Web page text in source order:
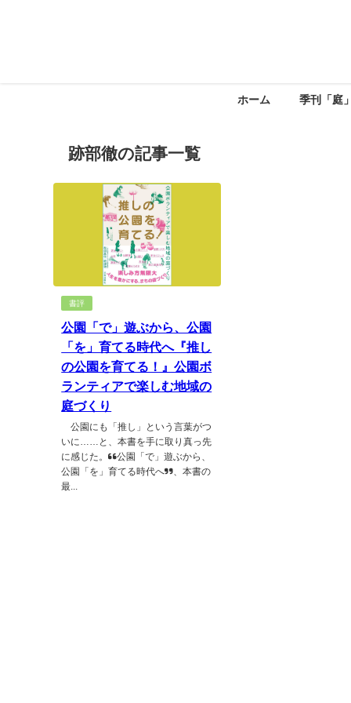
ホーム 季刊「庭
跡部徹の記事一覧
書評
公園「で」遊ぶから、公園
「を」育てる時代へ『推し
の公園を育てる！』公園ボ
ランティアで楽しむ地域の
庭づくり
公園にも「推し」という言葉がつ
いに……と、本書を手に取り真っ先
に感じた。“公園「で」遊ぶから、
公園「を」育てる時代へ”、本書の
最...